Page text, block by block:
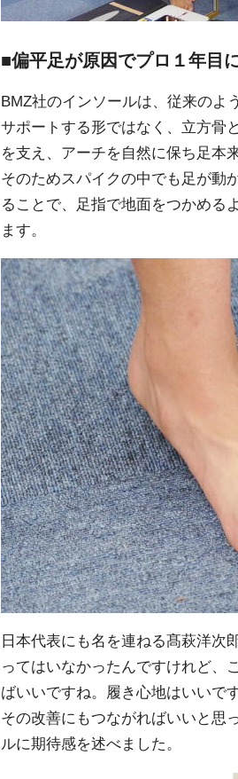
■偏平足が原因でプロ１年目
BMZ社のインソールは、従来のよ
サポートする形ではなく、立方骨
を支え、アーチを自然に保ち足本
そのためスパイクの中でも足が動
ることで、足指で地面をつかめる
ます。
日本代表にも名を連ねる髙萩洋次
ってはいなかったんですけれど、
ばいいですね。履き心地はいいで
その改善にもつながればいいと思
ルに期待感を述べました。